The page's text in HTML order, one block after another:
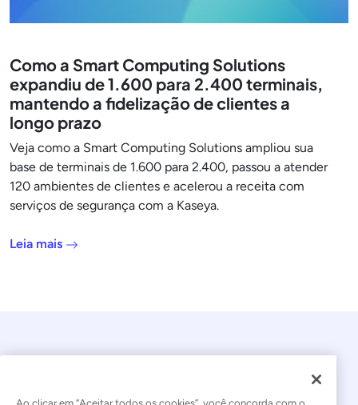
Como a Smart Computing Solutions
expandiu de 1.600 para 2.400 terminais,
mantendo a fidelização de clientes a
longo prazo
Veja como a Smart Computing Solutions ampliou sua
base de terminais de 1.600 para 2.400, passou a atender
120 ambientes de clientes e acelerou a receita com
serviços de segurança com a Kaseya.
Leia mais